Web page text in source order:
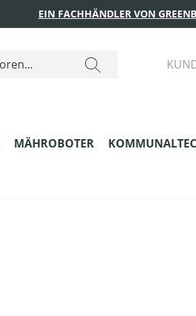
EIN FACHHÄNDLER VON
MÄHROBOTER